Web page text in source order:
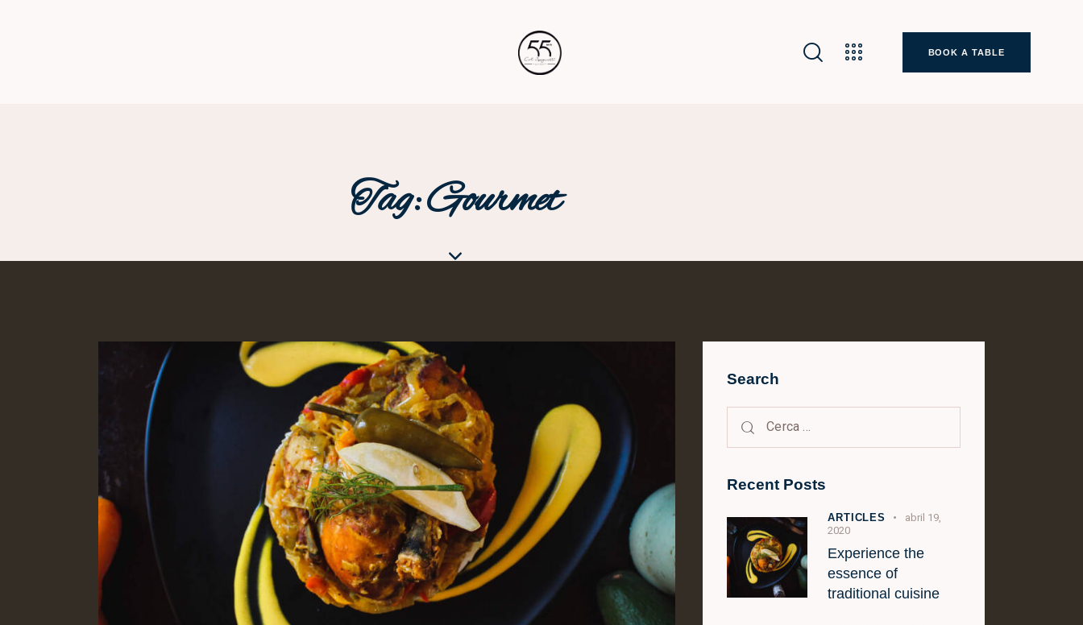
BOOK A TABLE
Tag: Gourmet
Search
Recent Posts
ARTICLES
abril 19,
2020
Experience the
essence of
traditional cuisine